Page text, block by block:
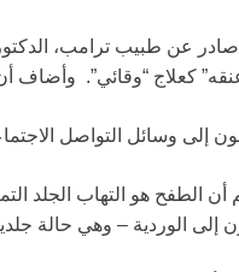
عن طبيب ترامب، الدكتور
كعلاج “وقائي”. وأضاف
إلى وسائل التواصل
أن الطفح هو التهاب الجلد
إلى الوردية – وهي حالة